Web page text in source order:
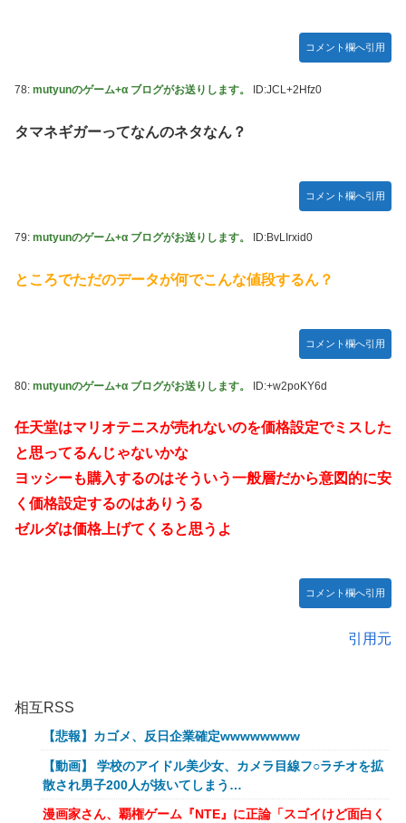
コメント欄へ引用
78: mutyunのゲーム+α ブログがお送りします。 ID:JCL+2Hfz0
タマネギガーってなんのネタなん？
コメント欄へ引用
79: mutyunのゲーム+α ブログがお送りします。 ID:BvLIrxid0
ところでただのデータが何でこんな値段するん？
コメント欄へ引用
80: mutyunのゲーム+α ブログがお送りします。 ID:+w2poKY6d
任天堂はマリオテニスが売れないのを価格設定でミスした
と思ってるんじゃないかな
ヨッシーも購入するのはそういう一般層だから意図的に安
く価格設定するのはありうる
ゼルダは価格上げてくると思うよ
コメント欄へ引用
引用元
相互RSS
【悲報】カゴメ、反日企業確定wwwwwwww
【動画】 学校のアイドル美少女、カメラ目線フ○ラチオを拡
散され男子200人が抜いてしまう…
漫画家さん、覇権ゲーム『NTE』に正論「スゴイけど面白く